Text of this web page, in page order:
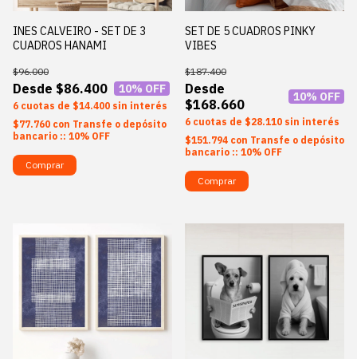
INES CALVEIRO - SET DE 3
CUADROS HANAMI
$86.400
$96.000
10% OFF
6 $14.400 sin interés
$77.760 con Transfe o depósito
bancario :: 10% OFF
Comprar
SET DE 5 CUADROS PINKY
VIBES
$168.660
$187.400
10% OFF
6 $28.110 sin interés
$151.794 con Transfe o depósito
bancario :: 10% OFF
Comprar